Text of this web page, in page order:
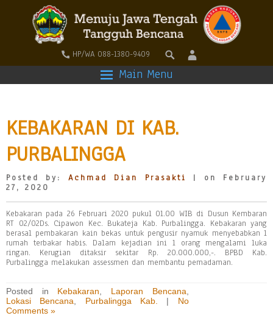
HP/WA 088-1380-9409
Main Menu
KEBAKARAN DI KAB.
PURBALINGGA
Posted by: Achmad Dian Prasakti
| on February
27, 2020
Kebakaran pada 26 Februari 2020 pukul 01.00 WIB di Dusun Kembaran
RT 02/02Ds. Cipawon Kec. Bukateja Kab. Purbalingga. Kebakaran yang
berasal pembakaran kain bekas untuk pengusir nyamuk menyebabkan 1
rumah terbakar habis. Dalam kejadian ini 1 orang mengalami luka
ringan. Kerugian ditaksir sekitar Rp. 20.000.000,-. BPBD Kab.
Purbalingga melakukan assessmen dan membantu pemadaman.
Posted in Kebakaran Laporan Bencana
Lokasi Bencana
Purbalingga Kab. | No
Comments »